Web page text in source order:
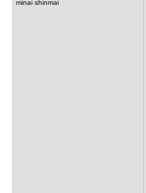
minai shinmai